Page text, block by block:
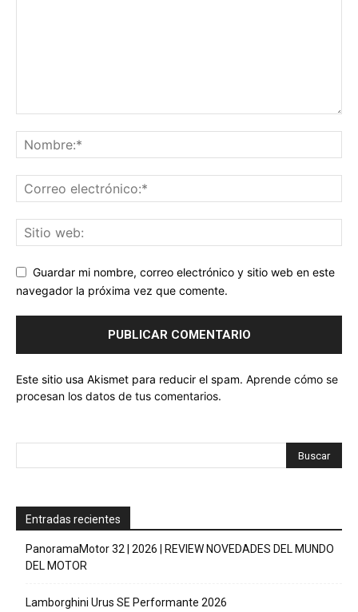
Guardar mi nombre, correo electrónico y sitio web en este
navegador la próxima vez que comente.
Este sitio usa Akismet para reducir el spam. Aprende cómo se
procesan los datos de tus comentarios.
Entradas recientes
PanoramaMotor 32 | 2026 | REVIEW NOVEDADES DEL MUNDO
DEL MOTOR
Lamborghini Urus SE Performante 2026